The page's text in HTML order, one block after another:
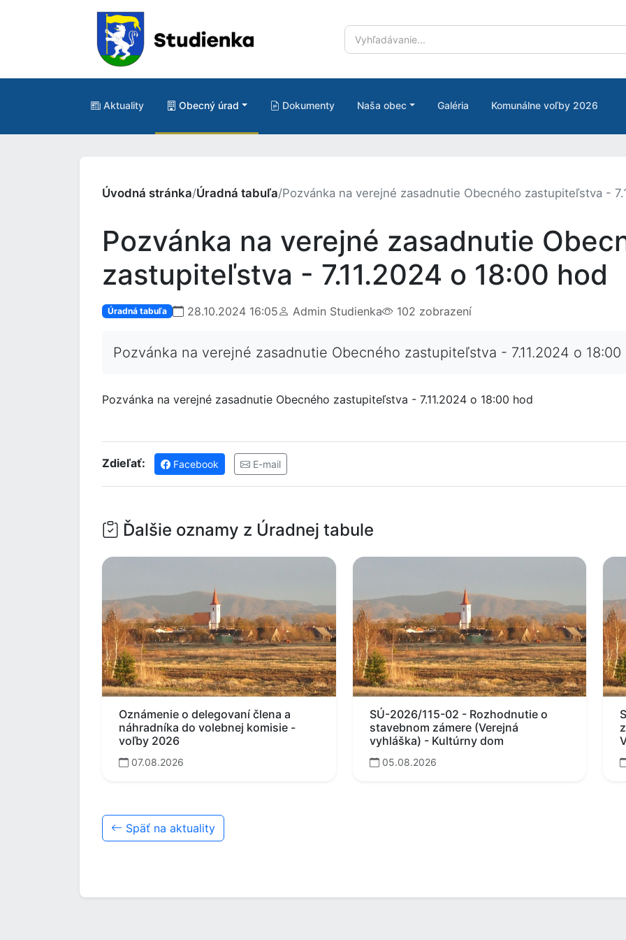
Aktuality Obecný úrad Dokumenty Naša obec Galéria Komunálne voľby 2026
Úvodná stránka/Úradná tabuľa/Pozvánka na verejné zasadnutie Obecného zastupiteľstva -
Pozvánka na verejné zasadnutie
zastupiteľstva - 7.11.2024 o 18:00 hod
Úradná tabuľa 28.10.2024 16:05 Admin Studienka 102 zobrazení
Pozvánka na verejné zasadnutie Obecného zastupiteľstva - 7.11.2024 o 18:00
Pozvánka na verejné zasadnutie Obecného zastupiteľstva - 7.11.2024 o 18:00 hod
Zdieľať: Facebook E-mail
Ďalšie oznamy z Úradnej tabule
Oznámenie o delegovaní člena a
náhradníka do volebnej komisie -
voľby 2026
07.08.2026
SÚ-2026/115-02 - Rozhodnutie o
stavebnom zámere (Verejná
vyhláška) - Kultúrny dom
05.08.2026
Späť na aktuality